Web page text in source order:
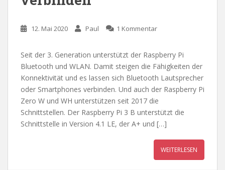
12. Mai 2020 Paul 1 Kommentar
Seit der 3. Generation unterstützt der Raspberry Pi
Bluetooth und WLAN. Damit steigen die Fähigkeiten der
Konnektivität und es lassen sich Bluetooth Lautsprecher
oder Smartphones verbinden. Und auch der Raspberry Pi
Zero W und WH unterstützen seit 2017 die
Schnittstellen. Der Raspberry Pi 3 B unterstützt die
Schnittstelle in Version 4.1 LE, der A+ und […]
WEITERLESEN